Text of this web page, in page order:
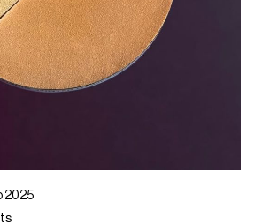
incredibilmente articolati, in
di tutte si presta per opere d’arte del
di ZlatanIbrahimovic
King, Malcolm X, Muhammad Ali,
Parks e altri volti storici della black